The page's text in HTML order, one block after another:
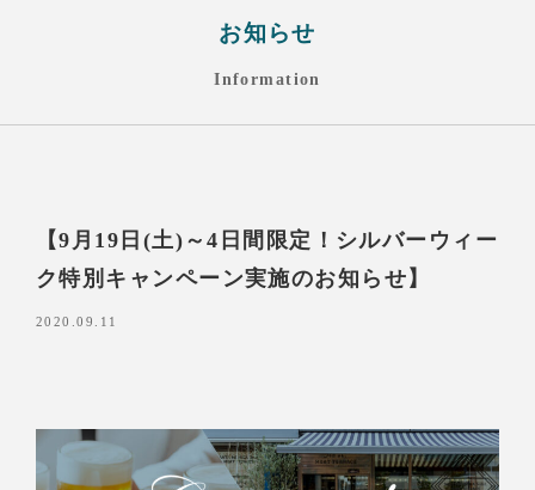
お知らせ
Information
【9月19日(土)～4日間限定！シルバーウィー
ク特別キャンペーン実施のお知らせ】
2020.09.11